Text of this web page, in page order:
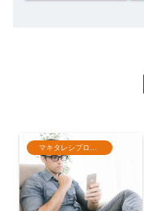
マキタレシプロソー